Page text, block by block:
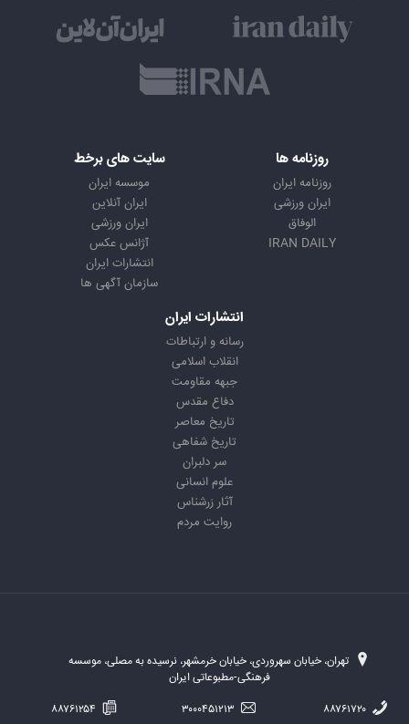
روزنامه ها
روزنامه ایران
ایران ورزشی
الوفاق
IRAN DAILY
سایت های برخط
موسسه ایران
ایران آنلاین
ایران ورزشی
آژانس عکس
انتشارات ایران
سازمان آگهی ها
انتشارات ایران
رسانه و ارتباطات
انقلاب اسلامی
جبهه مقاومت
دفاع مقدس
تاریخ معاصر
تاریخ شفاهی
سر دلبران
علوم انسانی
آثار زرشناس
روایت مردم
تهران، خیابان سهروردی، خیابان خرمشهر، نرسیده به مصلی، موسسه
فرهنگی-مطبوعاتی ایران